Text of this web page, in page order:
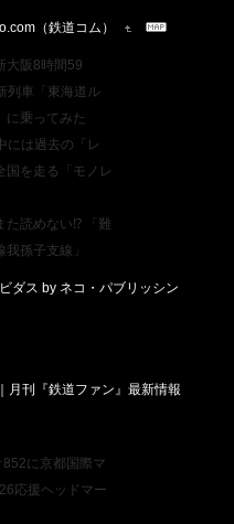
（鉄道コム）
大阪8時間59
列車「東海道ル
に乗ってみた
には過去の「レ
を走る「モノレ
た読めない⁉ 「難
孫子支線」
ダス by ネコ・パブリッシン
月刊『鉄道ファン』最新情報
に京都国際マ
応援ヘッドマー